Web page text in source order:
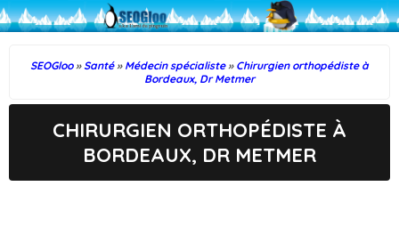
SEOGloo » Santé » Médecin spécialiste » Chirurgien orthopédiste à
Bordeaux, Dr Metmer
CHIRURGIEN ORTHOPÉDISTE À
BORDEAUX, DR METMER